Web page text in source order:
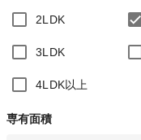
2LDK
3LDK
4LDK以上
専有面積